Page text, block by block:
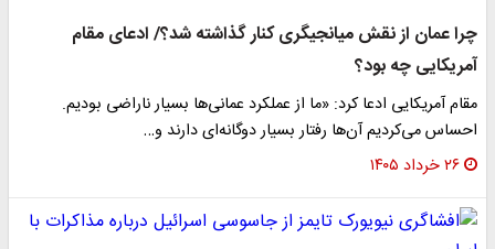
چرا عمان از نقش میانجیگری کنار گذاشته شد؟/ ادعای مقام
آمریکایی چه بود؟
مقام آمریکایی ادعا کرد: «ما از عملکرد عمانی‌ها بسیار ناراضی بودیم.
احساس می‌کردیم آن‌ها رفتار بسیار دوگانه‌ای دارند و…
۲۶ خرداد ۱۴۰۵